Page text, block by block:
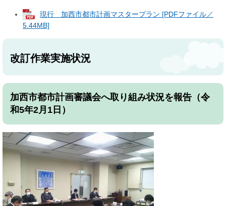
現行 加西市都市計画マスタープラン [PDFファイル／
5.44MB]
改訂作業実施状況
加西市都市計画審議会へ取り組み状況を報告（令
和5年2月1日）